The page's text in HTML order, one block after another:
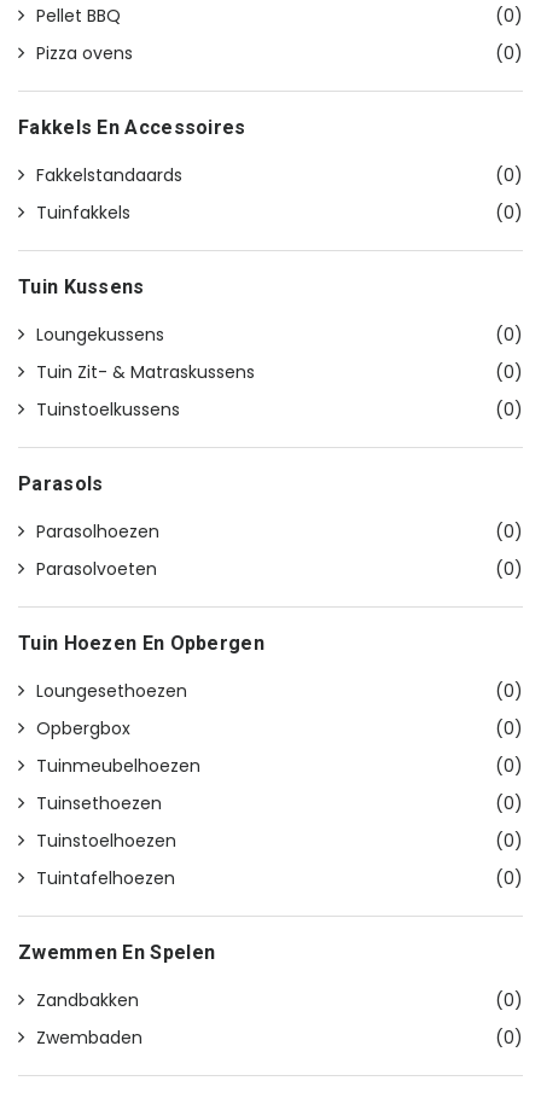
Pellet BBQ
(0)
Pizza ovens
(0)
Fakkels En Accessoires
Fakkelstandaards
(0)
Tuinfakkels
(0)
Tuin Kussens
Loungekussens
(0)
Tuin Zit- & Matraskussens
(0)
Tuinstoelkussens
(0)
Parasols
Parasolhoezen
(0)
Parasolvoeten
(0)
Tuin Hoezen En Opbergen
Loungesethoezen
(0)
Opbergbox
(0)
Tuinmeubelhoezen
(0)
Tuinsethoezen
(0)
Tuinstoelhoezen
(0)
Tuintafelhoezen
(0)
Zwemmen En Spelen
Zandbakken
(0)
Zwembaden
(0)